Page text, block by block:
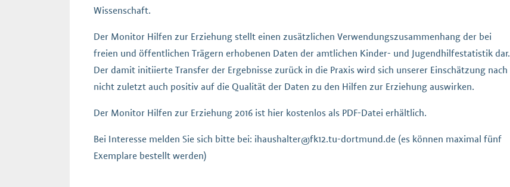
Wissenschaft.
Der Monitor Hilfen zur Erziehung stellt einen zusätzlichen Verwendungszusammenhang der bei
freien und öffentlichen Trägern erhobenen Daten der amtlichen Kinder- und Jugendhilfestatistik dar.
Der damit initiierte Transfer der Ergebnisse zurück in die Praxis wird sich unserer Einschätzung nach
nicht zuletzt auch positiv auf die Qualität der Daten zu den Hilfen zur Erziehung auswirken.
Der Monitor Hilfen zur Erziehung 2016 ist hier kostenlos als PDF-Datei erhältlich.
Bei Interesse melden Sie sich bitte bei: ihaushalter@fk12.tu-dortmund.de (es können maximal fünf
Exemplare bestellt werden)